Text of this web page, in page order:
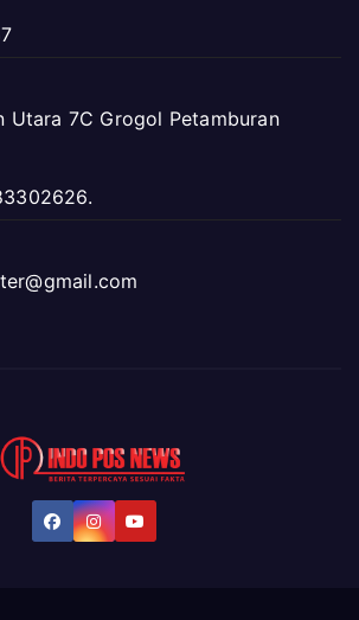
Utara 7C Grogol Petamburan